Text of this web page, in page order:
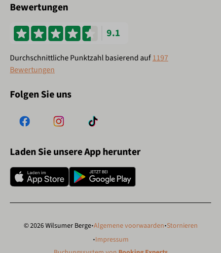
Bewertungen
9.1
Durchschnittliche Punktzahl basierend auf1197
Bewertungen
Folgen Sie uns
Laden Sie unsere App herunter
© 2026 Wilsumer Berge·Algemene voorwaarden·Stornieren
·Impressum